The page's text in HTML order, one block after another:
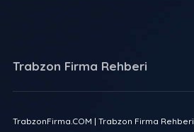
Trabzon Firma Rehberi
TrabzonFirma.COM | Trabzon Firma